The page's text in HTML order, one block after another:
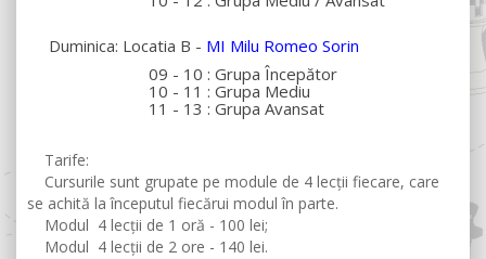
Duminica: Locatia B - MI Milu Romeo Sorin
09 - 10 : Grupa Începător
10 - 11 : Grupa Mediu
11 - 13 : Grupa Avansat
Tarife:
Cursurile sunt grupate pe module de 4 lecții fiecare, care
se achită la începutul fiecărui modul în parte.
Modul 4 lecții de 1 oră - 100 lei;
Modul 4 lecții de 2 ore - 140 lei.